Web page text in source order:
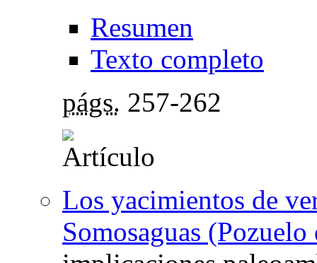
Resumen
Texto completo
págs. 257-262
Los yacimientos de
Somosaguas